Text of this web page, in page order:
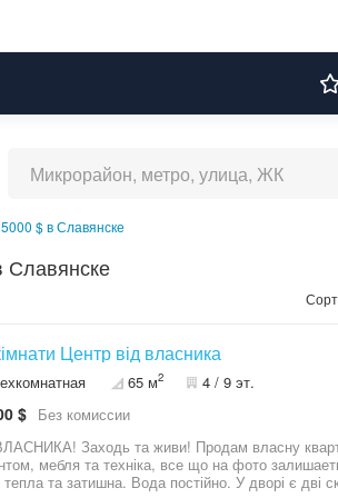
$ в Славянске
Славянске
Центр від власника
65 м2 4 / 9 эт.
$ Без комиссии
живи! Продам власну квартиру. Квартира з
залишаеться новим власникам!
та затишна. Вода постійно. У дворі є дві